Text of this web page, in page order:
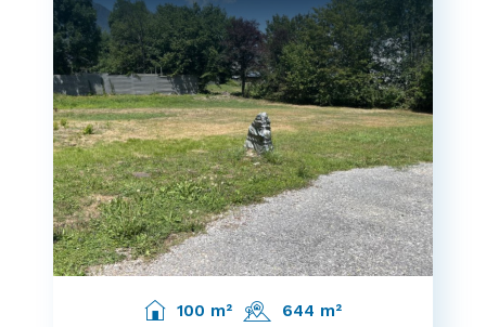
100 m² 644 m²